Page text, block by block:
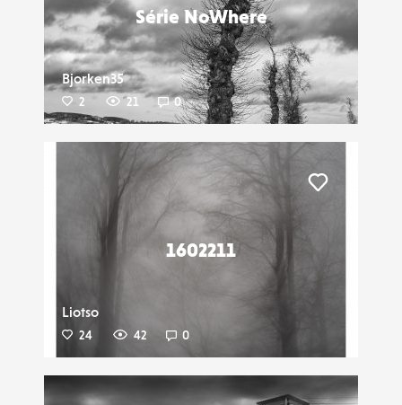
Série NoWhere
Bjorken35
2 21 0
1602211
Liotso
24 42 0